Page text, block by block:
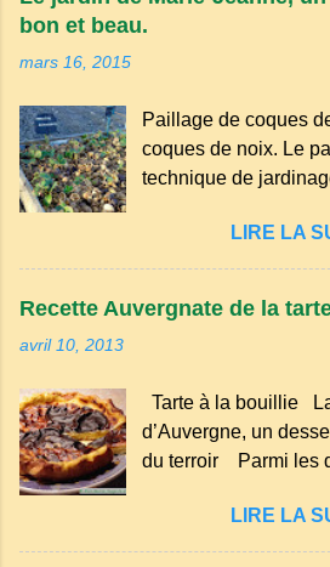
et est classé parmi
Par exemple, on
comme "agourer"
(âne, utilisé aussi
Auvergne
Dôme . A Adrillier :
bon et beau.
mars 16, 2015
Paillage de coques
coques de noix. Le
technique de
organiques,
le protéger et
présente plusieurs
des arrosages : Le
empêche la lumière
freine la germination
Protection contre les
chaleur excessive
structure du sol : Les
LIRE LA
Recette Auvergnate de la
avril 10, 2013
Tarte à la bouillie
d’Auvergne, un
du terroir Parmi les
la tarte à la bouillie
Transmise de
LIRE LA